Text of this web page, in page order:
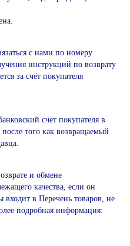
с нами по номеру
инструкций по возврату
за счёт покупателя
счет покупателя в
того как возвращаемый
и обмене
качества, если он
входит в Перечень товаров, не
подробная информация: